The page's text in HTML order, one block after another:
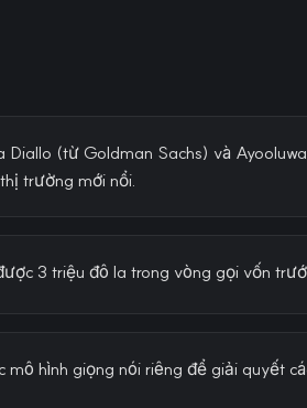
Diallo (từ Goldman Sachs) và
trường mới nổi.
3 triệu đô la trong vòng gọi vốn
mô hình giọng nói riêng để giải quyết